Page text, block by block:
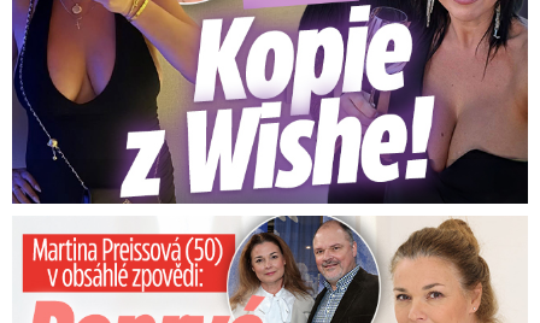
Preissová (50) v obsáhlé zpovědi: Poprvé o operaci manžela